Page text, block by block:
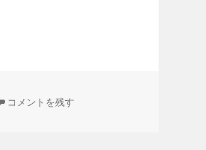
【.Net C#】Task をもっと手軽に使いたい に
コメントを残す